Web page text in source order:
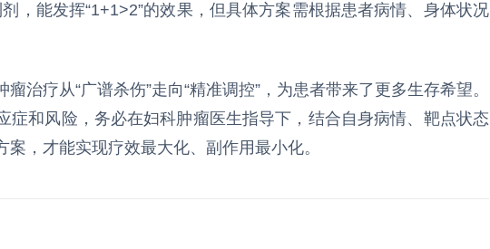
，能发挥“1+1>2”的效果，但具体方案需根据患者病情、身体状况
治疗从“广谱杀伤”走向“精准调控”，为患者带来了更多生存希望。
症和风险，务必在妇科肿瘤医生指导下，结合自身病情、靶点状态
，才能实现疗效最大化、副作用最小化。